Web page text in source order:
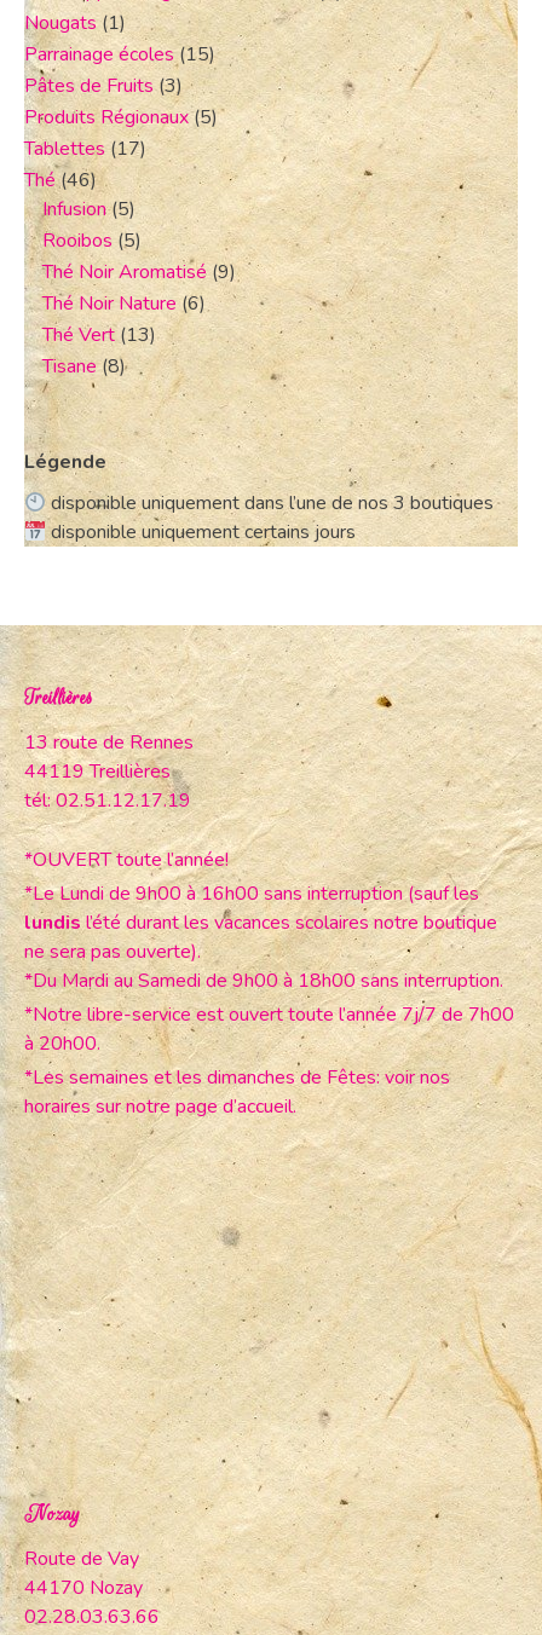
Nougats (1)
Parrainage écoles (15)
Pâtes de Fruits (3)
Produits Régionaux(5)
Tablettes(17)
Thé (46)
Infusion(5)
Rooibos (5)
Thé Noir Aromatisé (9)
Thé Noir Nature (6)
Thé Vert (13)
Tisane (8)
Légende
disponible uniquement dans l’une de nos 3 boutiques
disponible uniquement certains jours
Treillières
13 route de Rennes
44119 Treillières
tél: 02.51.12.17.19
*OUVERT toute l’année!
*Le Lundi de 9h00 à 16h00 sans interruption (sauf les
lundisl’été durant les vacances scolaires notre boutique
ne sera pas ouverte).
*Du Mardi au Samedi de 9h00 à 18h00 sans interruption.
*Notre libre-service est ouvert toute l’année 7j/7 de 7h00
à 20h00.
*Les semaines et les dimanches de Fêtes: voir nos
horaires sur notre page d’accueil.
Nozay
Route de Vay
44170 Nozay
02.28.03.63.66